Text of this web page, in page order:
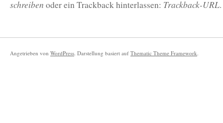
schreiben oder ein Trackback hinterlassen: Trackback-URL.
Angetrieben von WordPress. Darstellung basiert auf Thematic Theme Framework.